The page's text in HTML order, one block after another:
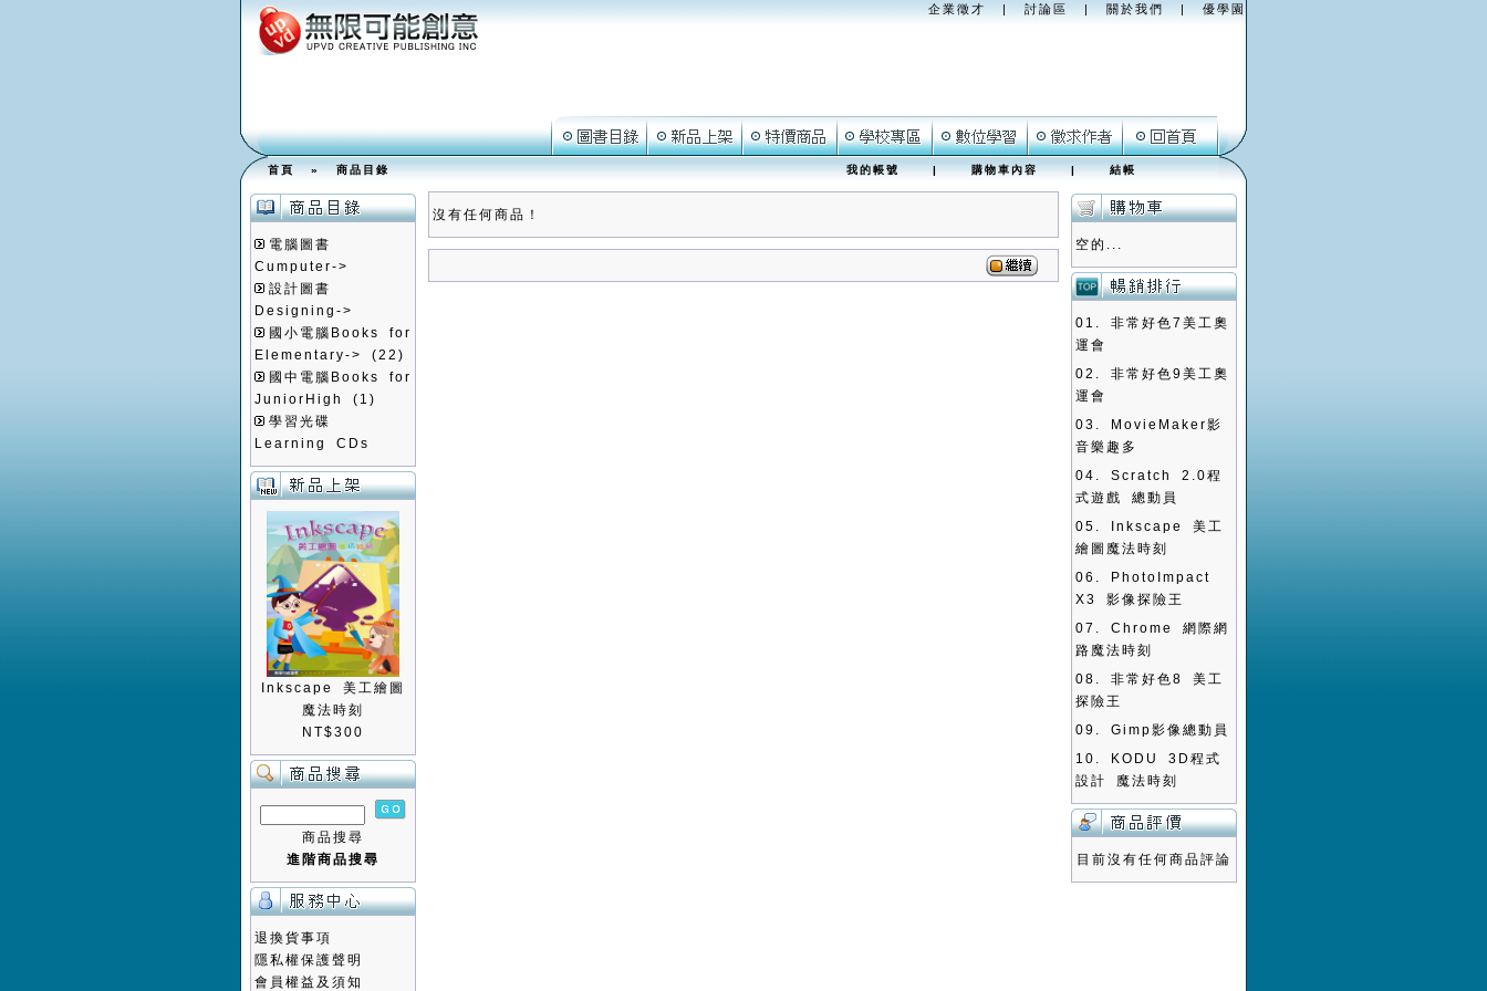
企業徵才 | 討論區 | 關於我們 | 優學園
首頁»商品目錄 我的帳號|購物車內容|結帳
電腦圖書
Cumputer->
設計圖書
Designing->
國小電腦Books for
Elementary->
(22)
國中電腦Books for
JuniorHigh
(1)
學習光碟
Learning CDs
Inkscape 美工繪圖
魔法時刻
NT$300
商品搜尋
進階商品搜尋
退換貨事項
隱私權保護聲明
會員權益及須知
沒有任何商品！
空的...
01. 非常好色7美工奧
運會
02. 非常好色9美工奧
運會
03.
MovieMaker影
音樂趣多
04. Scratch 2.0程
式遊戲 總動員
05.
Inkscape 美工
繪圖魔法時刻
06.
PhotoImpact
X3 影像探險王
07. Chrome 網際網
路魔法時刻
08. 非常好色8 美工
探險王
09. Gimp影像總動員
10.
KODU 3D程式
設計 魔法時刻
目前沒有任何商品評論